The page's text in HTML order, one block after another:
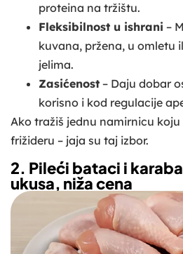
proteina na tržištu.
Fleksibilnost u ishrani –
kuvana, pržena, u omletu
jelima.
Zasićenost – Daju dobar
korisno i kod regulacije
Ako tražiš jednu namirnicu
frižideru – jaja su taj izbor.
2. Pileći bataci i
ukusa, niža cena